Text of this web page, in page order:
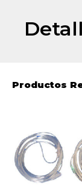
Productos